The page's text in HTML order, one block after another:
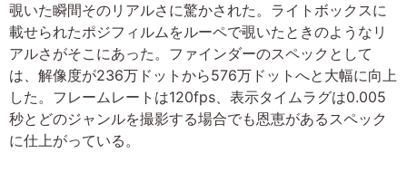
覗いた瞬間そのリアルさに驚かされた。ライトボックスに
載せられたポジフィルムをルーペで覗いたときのようなリ
アルさがそこにあった。ファインダーのスペックとして
は、解像度が236万ドットから576万ドットへと大幅に向上
した。フレームレートは120fps、表示タイムラグは0.005
秒とどのジャンルを撮影する場合でも恩恵があるスペック
に仕上がっている。